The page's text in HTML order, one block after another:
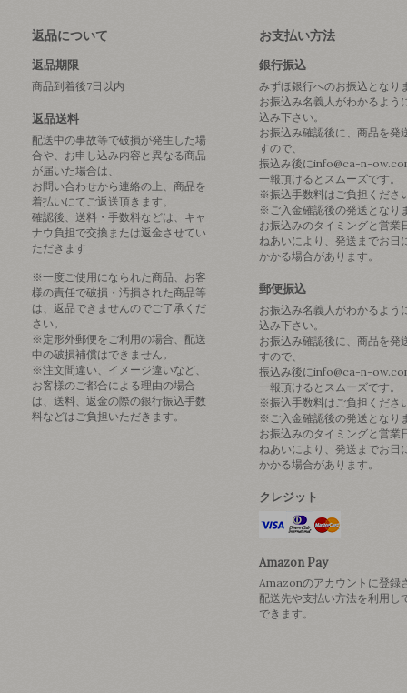
返品について
返品期限
商品到着後7日以内
返品送料
配送中の事故等で破損が発生した場
合や、お申し込み内容と異なる商品
が届いた場合は、
お問い合わせから連絡の上、商品を
着払いにてご返送頂きます。
確認後、送料・手数料などは、キャ
ナウ負担で交換または返金させてい
ただきます
※一度ご使用になられた商品、お客
様の責任で破損・汚損された商品等
は、返品できませんのでご了承くだ
さい。
※定形外郵便をご利用の場合、配送
中の破損補償はできません。
※注文間違い、イメージ違いなど、
お客様のご都合による理由の場合
は、送料、返金の際の銀行振込手数
料などはご負担いただきます。
お支払い方法
銀行振込
みずほ銀行へのお振込となり
お振込み名義人がわかるよう
込み下さい。
お振込み確認後に、商品を発
すので、
振込み後にinfo@ca-n-
一報頂けるとスムーズです。
※振込手数料はご負担くださ
※ご入金確認後の発送となり
お振込みのタイミングと営業
ねあいにより、発送までお日
かかる場合があります。
郵便振込
お振込み名義人がわかるよう
込み下さい。
お振込み確認後に、商品を発
すので、
振込み後にinfo@ca-n-
一報頂けるとスムーズです。
※振込手数料はご負担くださ
※ご入金確認後の発送となり
お振込みのタイミングと営業
ねあいにより、発送までお日
かかる場合があります。
クレジット
Amazon Pay
Amazonのアカウントに登録
配送先や支払い方法を利用し
できます。